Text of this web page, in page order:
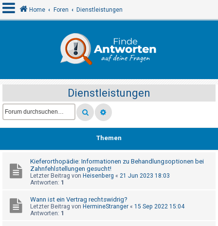
e
l
d
e
R
e
i
s
Home Foren Dienstleistungen
Dienstleistungen
Themen
Kieferorthopädie: Informationen zu Behandlungsoptionen bei
Zahnfehlstellungen gesucht!
Letzter Beitrag von Heisenberg « 21 Jun 2023 18:03
Antworten: 1
Wann ist ein Vertrag rechtswidrig?
Letzter Beitrag von HermineStranger « 15 Sep 2022 15:04
Antworten: 1